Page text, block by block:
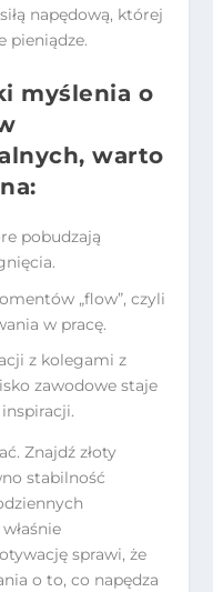
napędową, której
pieniądze.
myślenia o
warto
pobudzają
„flow”, czyli
w pracę.
z kolegami z
zawodowe staje
Znajdź złoty
stabilność
sprawi, że
o to, co napędza